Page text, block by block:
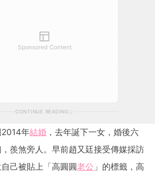
Sponsored Content
CONTINUE READING
2014年結婚 ，去年誕下一女，婚後六
羨煞旁人。早前趙又廷接受傳媒採訪
己被貼上「高圓圓老公 」的標籤，高